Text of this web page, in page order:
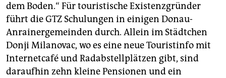
dem Boden.“ Für touristische Existenzgründer
führt die GTZ Schulungen in einigen Donau-
Anrainergemeinden durch. Allein im Städtchen
Donji Milanovac, wo es eine neue Touristinfo mit
Internetcafé und Radabstellplätzen gibt, sind
daraufhin zehn kleine Pensionen und ein